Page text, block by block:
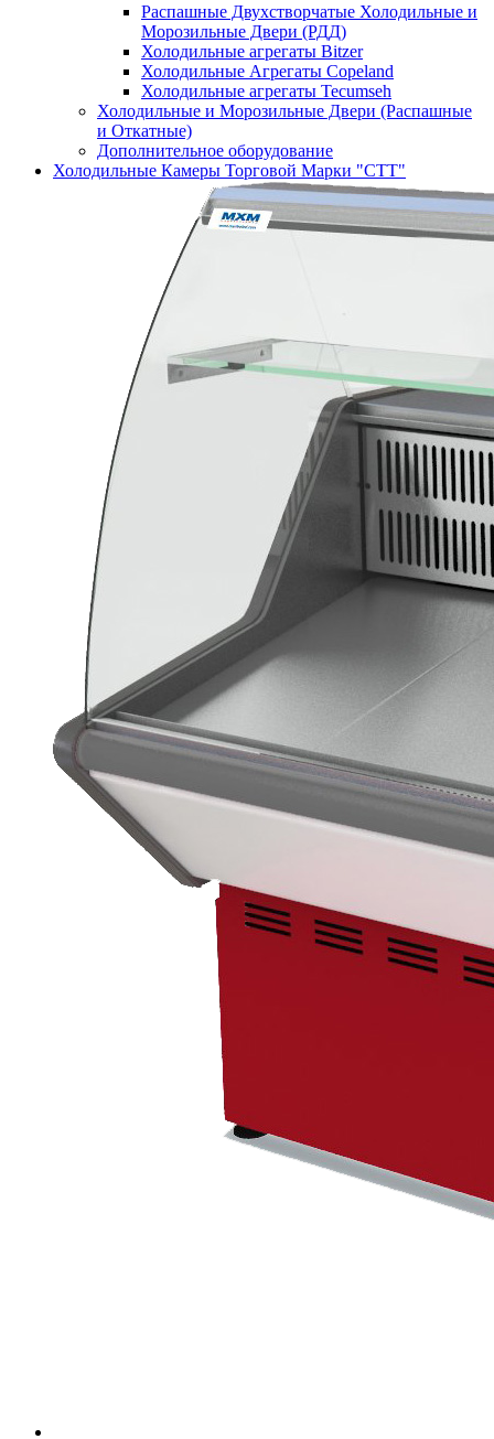
Распашные Двухстворчатые Холодильные и
Морозильные Двери (РДД)
Холодильные агрегаты Bitzer
Холодильные Агрегаты Copeland
Холодильные агрегаты Tecumseh
Холодильные и Морозильные Двери (Распашные
и Откатные)
Дополнительное оборудование
Холодильные Камеры Торговой Марки "СТТ"